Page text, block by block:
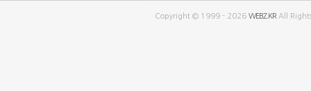
Copyright © 1999 - 2026WEBZ.KR All